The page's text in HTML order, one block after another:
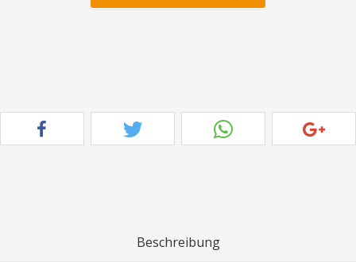
Beschreibung